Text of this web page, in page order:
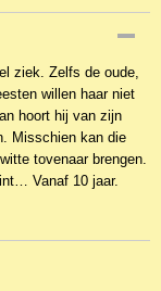
ziek. Zelfs de oude,
willen haar niet
hoort hij van zijn
Misschien kan die
tovenaar brengen.
Vanaf 10 jaar.